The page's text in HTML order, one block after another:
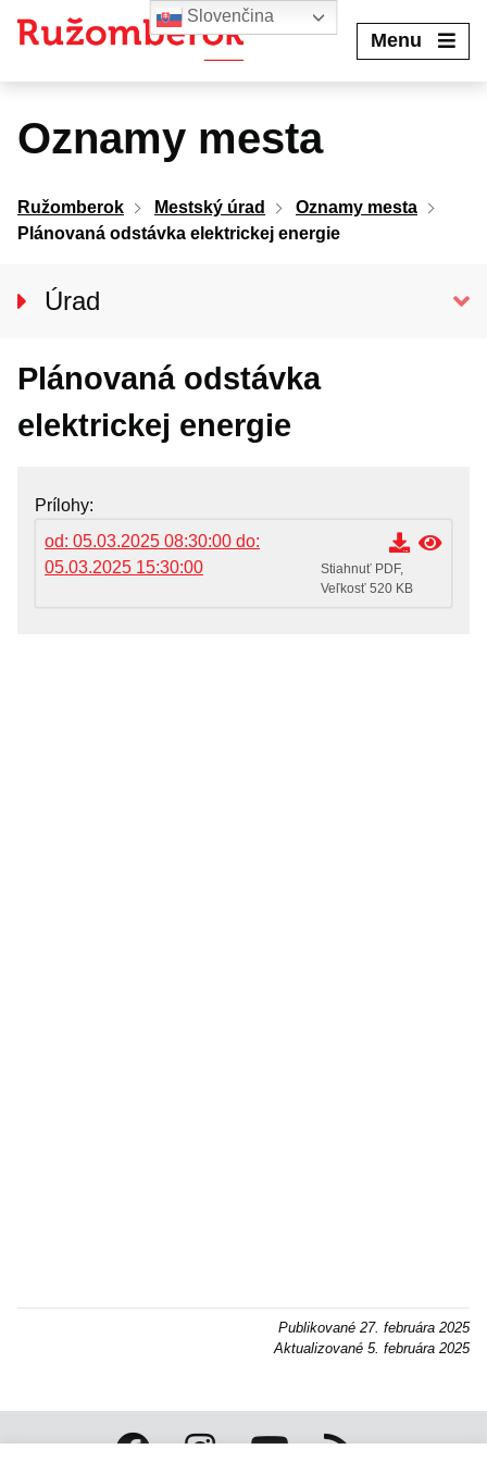
Menu
Oznamy mesta
Ružomberok Mestský úrad
Oznamy mesta
Plánovaná odstávka elektrickej energie
Úrad
Prednosta úradu
Oddelenia MsÚ
Dokumenty, žiadosti a tlačivá
Plánovaná odstávka
elektrickej energie
Prílohy
od: 05.03.2025 08:30:00 do:
05.03.2025 15:30:00
Stiahnuť PDF,
Veľkosť 520 KB
Publikované 27. februára 2025
Aktualizované 5. februára 2025
Slovenčina